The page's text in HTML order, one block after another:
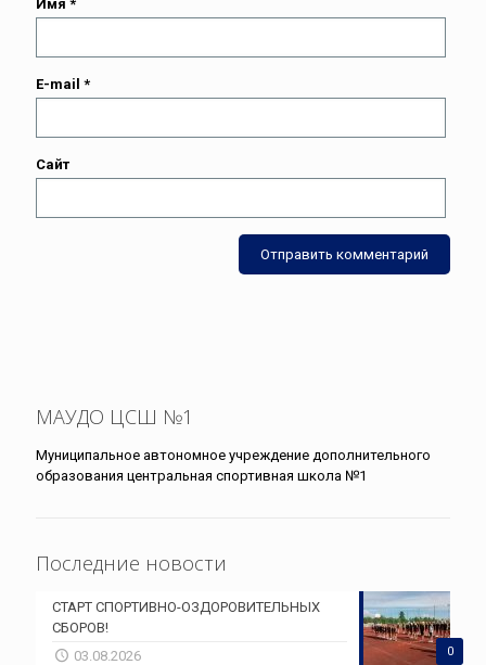
Имя *
E-mail *
Сайт
МАУДО ЦСШ №1
Муниципальное автономное учреждение дополнительного
образования центральная спортивная школа №1
Последние новости
0
СТАРТ СПОРТИВНО-ОЗДОРОВИТЕЛЬНЫХ
СБОРОВ!
03.08.2026